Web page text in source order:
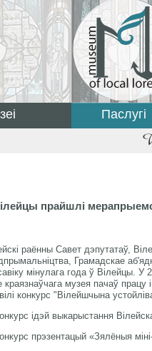
Паслугі
прайшлі
раённы Савет дэпутатаў,
Грамадскае
мінулага года ў Вілейцы. У
краязнаўчага музея пачаў працу
конкурс "Вілейшчына
ідэй выкарыстання
прэзентацый «Зялёныя